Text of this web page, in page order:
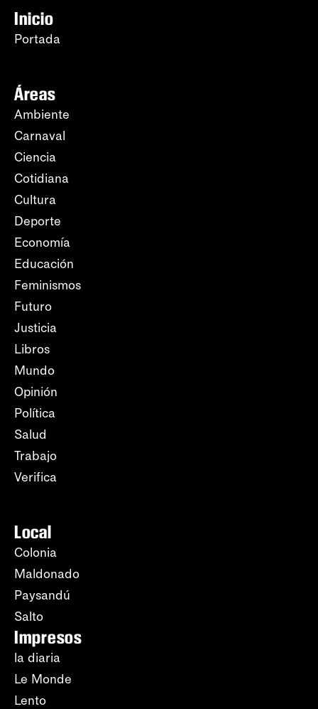
Inicio
Portada
Áreas
Ambiente
Carnaval
Ciencia
Cotidiana
Cultura
Deporte
Economía
Educación
Feminismos
Futuro
Justicia
Libros
Mundo
Opinión
Política
Salud
Trabajo
Verifica
Local
Colonia
Maldonado
Paysandú
Salto
Impresos
la diaria
Le Monde
Lento